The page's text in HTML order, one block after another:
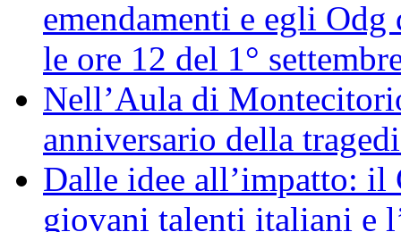
emendamenti e egli Odg
le ore 12 del 1°
Nell’Aula di
anniversario della
Dalle idee all’impatto: il
giovani talenti italiani e